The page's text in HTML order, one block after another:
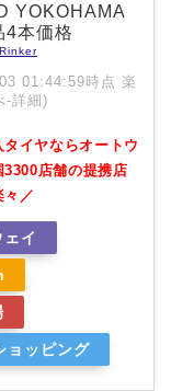
YOKOHAMA
4本価格
Rinker
01:44:59時点 楽
-詳細)
タイヤならオートウ
3300店舗の提携店
々／
イ
ョッピング